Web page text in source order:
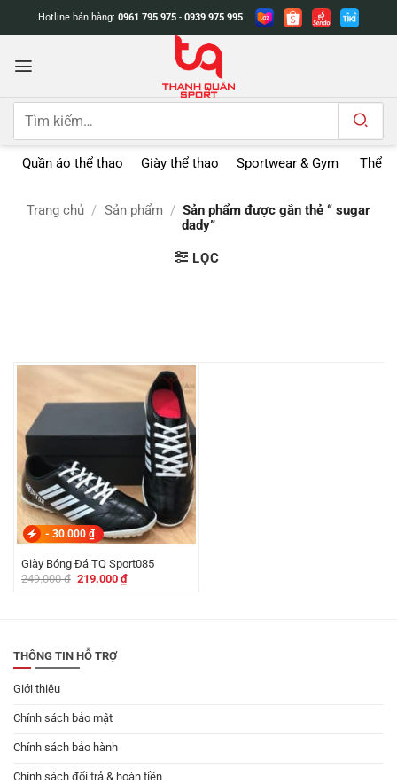
dung
Hotline bán hàng: 0961 795 975 - 0939 975 995
Tìm
Quần áo thể thao Giày thể thao Sportwear & Gym Thể
Trang chủ / Sản phẩm / Sản phẩm được gắn thẻ “ sugar
dady”
LỌC
- 30.000 ₫
Giày Bóng Đá TQ Sport085
249.000₫ Giá
219.000 ₫Giá
hiện
THÔNG TIN HỖ TRỢ
Giới thiệu
Chính sách bảo mật
Chính sách bảo hành
Chính sách đổi trả & hoàn tiền